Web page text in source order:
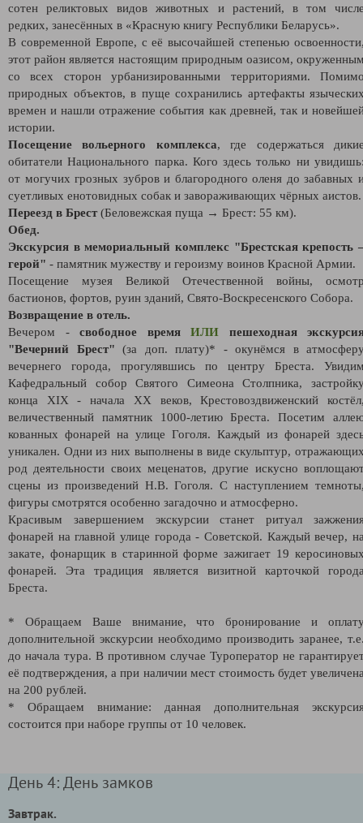
сотен реликтовых видов животных и растений, в том
редких, занесённых в «Красную книгу Республики Беларусь».
В современной Европе, с её высочайшей степенью
этот район является настоящим природным оазисом,
со всех сторон урбанизированными территориями.
природных объектов, в пуще сохранились артефакты
времен и нашли отражение события как древней, так и
истории.
Посещение вольерного комплекса, где содержаться
обитатели Национального парка. Кого здесь только ни
от могучих грозных зубров и благородного оленя до забавных
суетливых енотовидных собак и завораживающих чёрных аистов.
Переезд в Брест(Беловежская пуща → Брест: 55 км).
Обед.
Экскурсия в мемориальный комплекс "Брестская крепость
герой" - памятник мужеству и героизму воинов Красной Армии.
Посещение музея Великой Отечественной войны,
бастионов, фортов, руин зданий, Свято-Воскресенского Собора.
Возвращение в отель.
Вечером - свободное время ИЛИ пешеходная
"Вечерний Брест" (за доп. плату)* - окунёмся в
вечернего города, прогулявшись по центру Бреста.
Кафедральный собор Святого Симеона Столпника,
конца XIX - начала XX веков, Крестовоздвиженский
величественный памятник 1000-летию Бреста. Посетим
кованных фонарей на улице Гоголя. Каждый из фонарей
уникален. Одни из них выполнены в виде скульптур,
род деятельности своих меценатов, другие искусно
сцены из произведений Н.В. Гоголя. С наступлением
фигуры смотрятся особенно загадочно и атмосферно.
Красивым завершением экскурсии станет ритуал
фонарей на главной улице города - Советской. Каждый вечер,
закате, фонарщик в старинной форме зажигает 19
фонарей. Эта традиция является визитной карточкой
Бреста.
* Обращаем Ваше внимание, что бронирование и
дополнительной экскурсии необходимо производить заранее,
до начала тура. В противном случае Туроператор не
её подтверждения, а при наличии мест стоимость будет
на 200 рублей.
* Обращаем внимание: данная дополнительная
состоится при наборе группы от 10 человек.
День 4: День замков
Завтрак.